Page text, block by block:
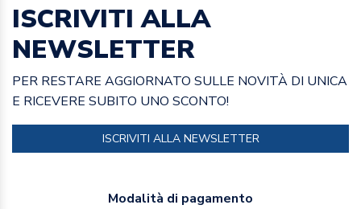
ISCRIVITI ALLA
NEWSLETTER
PER RESTARE AGGIORNATO SULLE NOVITÀ DI UNICA
E RICEVERE SUBITO UNO SCONTO!
ISCRIVITI ALLA NEWSLETTER
Modalità di pagamento